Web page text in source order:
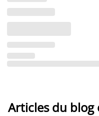
Articles du blog